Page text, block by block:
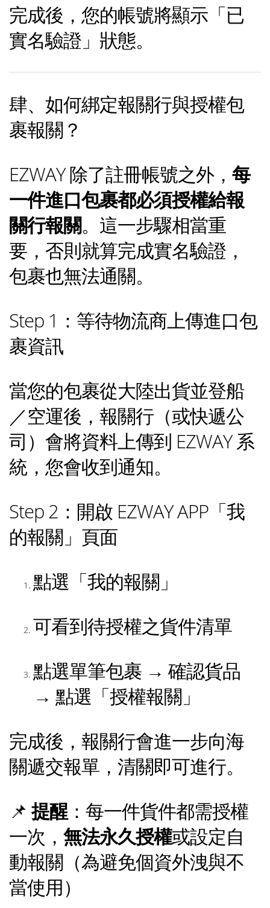
完成後，您的帳號將顯示「已
實名驗證」狀態。
肆、如何綁定報關行與授權包
裹報關？
EZWAY 除了註冊帳號之外， 每
一件進口包裹都必須授權給報
關行報關。這一步驟相當重
要，否則就算完成實名驗證，
包裹也無法通關。
Step 1：等待物流商上傳進口包
裹資訊
當您的包裹從大陸出貨並登船
／空運後，報關行（或快遞公
司）會將資料上傳到 EZWAY 系
統，您會收到通知。
Step 2：開啟 EZWAY APP「我
的報關」頁面
點選「我的報關」
可看到待授權之貨件清單
點選單筆包裹 → 確認貨品
→ 點選「授權報關」
完成後，報關行會進一步向海
關遞交報單，清關即可進行。
📌提醒 ：每一件貨件都需授權
一次， 無法永久授權或設定自
動報關（為避免個資外洩與不
當使用）